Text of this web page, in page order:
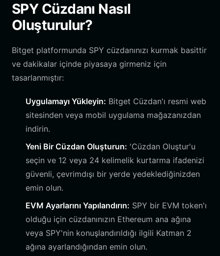
SPY Cüzdanı Nasıl
Oluşturulur?
Bitget platformunda SPY cüzdanınızı kurmak basittir
ve dakikalar içinde piyasaya girmeniz için
tasarlanmıştır:
Uygulamayı Yükleyin: Bitget Cüzdan'ı resmi web
sitesinden veya mobil uygulama mağazanızdan
indirin.
Yeni Bir Cüzdan Oluşturun: 'Cüzdan Oluştur'u
seçin ve 12 veya 24 kelimelik kurtarma ifadenizi
güvenli, çevrimdışı bir yerde yedeklediğinizden
emin olun.
EVM Ayarlarını Yapılandırın: SPY bir EVM token'ı
olduğu için cüzdanınızın Ethereum ana ağına
veya SPY'nin konuşlandırıldığı ilgili Katman 2
ağına ayarlandığından emin olun.